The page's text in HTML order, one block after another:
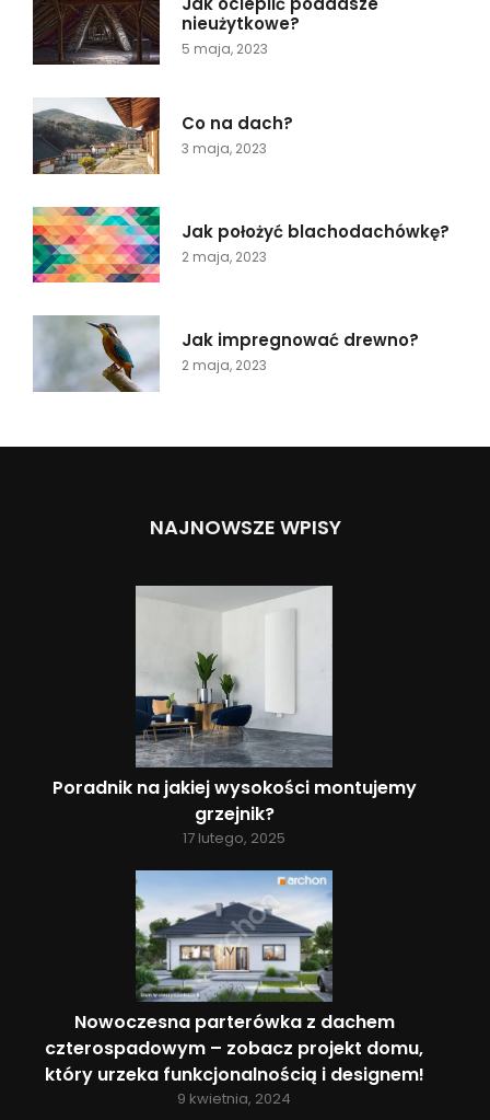
nieużytkowe?
5 maja, 2023
Co na dach?
3 maja, 2023
Jak położyć blachodachówkę?
2 maja, 2023
Jak impregnować drewno?
2 maja, 2023
NAJNOWSZE WPISY
Poradnik na jakiej wysokości montujemy
grzejnik?
17 lutego, 2025
Nowoczesna parterówka z dachem
czterospadowym – zobacz projekt domu,
który urzeka funkcjonalnością i designem!
9 kwietnia, 2024